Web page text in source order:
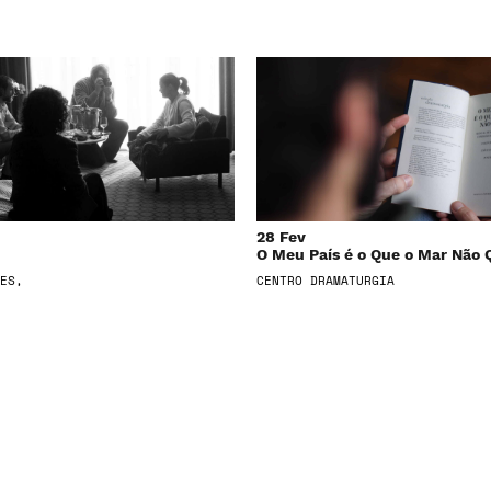
28 Fev
O Meu País é o Que o Mar Não
CENTRO DRAMATURGIA